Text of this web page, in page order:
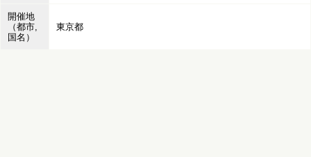
開催地
（都市,
国名）
東京都